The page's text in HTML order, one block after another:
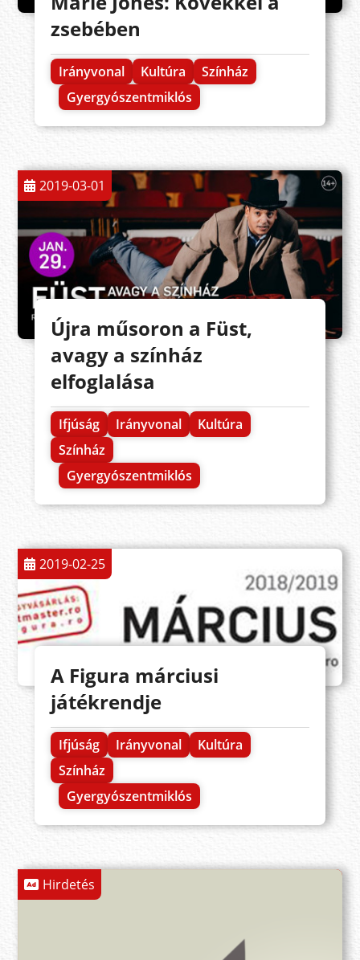
zsebében
Irányvonal Kultúra
Színház
Gyergyószentmiklós
2019-03-01
Újra műsoron a Füst,
avagy a színház
elfoglalása
Ifjúság Irányvonal
Kultúra
Színház
Gyergyószentmiklós
2019-02-25
A Figura márciusi
játékrendje
Ifjúság Irányvonal
Kultúra
Színház
Gyergyószentmiklós
Hirdetés